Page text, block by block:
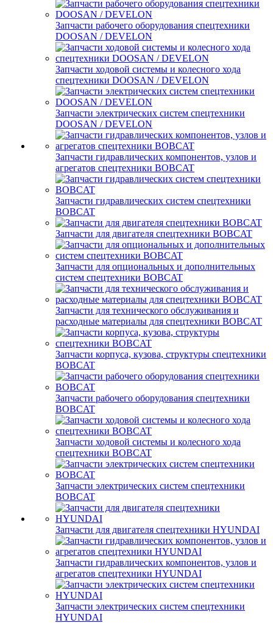
Запчасти рабочего оборудования спецтехники
DOOSAN / DEVELON
Запчасти ходовой системы и колесного хода
спецтехники DOOSAN / DEVELON
Запчасти электрических систем спецтехники
DOOSAN / DEVELON
Запчасти гидравлических компонентов, узлов и
агрегатов спецтехники BOBCAT
Запчасти гидравлических систем спецтехники
BOBCAT
Запчасти для двигателя спецтехники BOBCAT
Запчасти для опциональных и дополнительных
систем спецтехники BOBCAT
Запчасти для технического обслуживания и
расходные материалы для спецтехники BOBCAT
Запчасти корпуса, кузова, структуры спецтехники
BOBCAT
Запчасти рабочего оборудования спецтехники
BOBCAT
Запчасти ходовой системы и колесного хода
спецтехники BOBCAT
Запчасти электрических систем спецтехники
BOBCAT
Запчасти для двигателя спецтехники HYUNDAI
Запчасти гидравлических компонентов, узлов и
агрегатов спецтехники HYUNDAI
Запчасти электрических систем спецтехники
HYUNDAI